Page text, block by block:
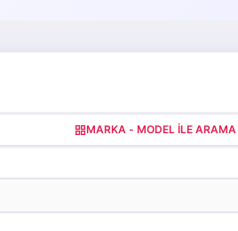
MARKA - MODEL ILE ARAMA